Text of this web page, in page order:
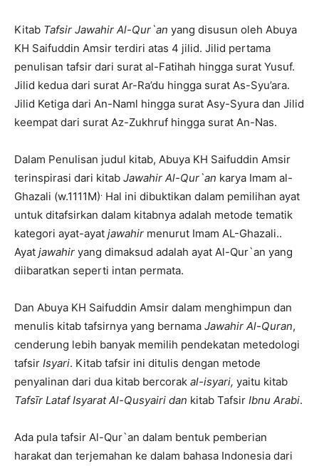
Kitab Tafsir Jawahir Al-Qur`an yang disusun oleh Abuya
KH Saifuddin Amsir terdiri atas 4 jilid. Jilid pertama
penulisan tafsir dari surat al-Fatihah hingga surat Yusuf.
Jilid kedua dari surat Ar-Ra’du hingga surat As-Syu’ara.
Jilid Ketiga dari An-Naml hingga surat Asy-Syura dan Jilid
keempat dari surat Az-Zukhruf hingga surat An-Nas.
Dalam Penulisan judul kitab, Abuya KH Saifuddin Amsir
terinspirasi dari kitab Jawahir Al-Qur`an karya Imam al-
Ghazali (w.1111M). Hal ini dibuktikan dalam pemilihan ayat
untuk ditafsirkan dalam kitabnya adalah metode tematik
kategori ayat-ayat jawahir menurut Imam AL-Ghazali..
Ayat jawahir yang dimaksud adalah ayat Al-Qur`an yang
diibaratkan seperti intan permata.
Dan Abuya KH Saifuddin Amsir dalam menghimpun dan
menulis kitab tafsirnya yang bernama Jawahir Al-Quran,
cenderung lebih banyak memilih pendekatan metedologi
tafsir Isyari. Kitab tafsir ini ditulis dengan metode
penyalinan dari dua kitab bercorak al-isyari, yaitu kitab
Tafsīr Lataf Isyarat Al-Qusyairi dan kitab Tafsir Ibnu Arabi.
Ada pula tafsir Al-Qur`an dalam bentuk pemberian
harakat dan terjemahan ke dalam bahasa Indonesia dari